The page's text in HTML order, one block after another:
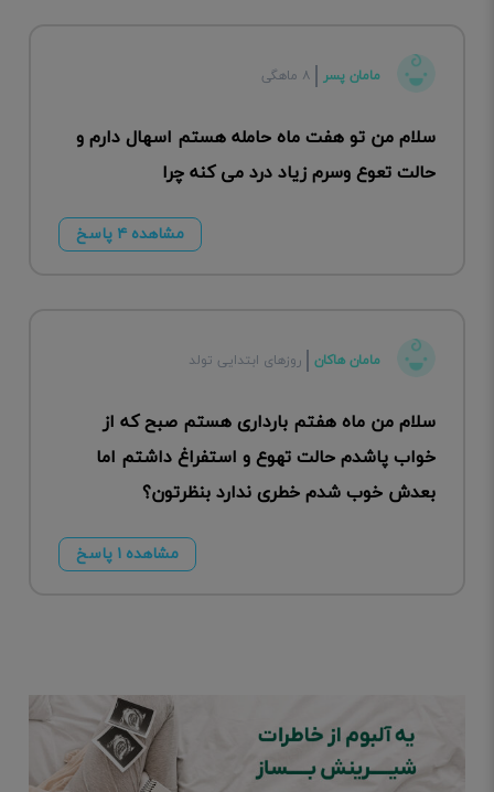
مامان پسر ۸ ماهگی
سلام من تو هفت ماه حامله هستم اسهال دارم و
حالت تعوع وسرم زیاد درد می کنه چرا
مشاهده ۴ پاسخ
مامان هاکان روزهای ابتدایی تولد
سلام من ماه هفتم بارداری هستم صبح که از
خواب پاشدم حالت تهوع و استفراغ داشتم اما
بعدش خوب شدم خطری ندارد بنظرتون؟
مشاهده ۱ پاسخ